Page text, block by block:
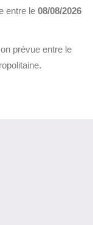
entre le 08/08/2026
prévue entre le